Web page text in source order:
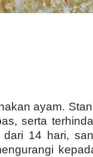
ayam.
serta
14 hari,